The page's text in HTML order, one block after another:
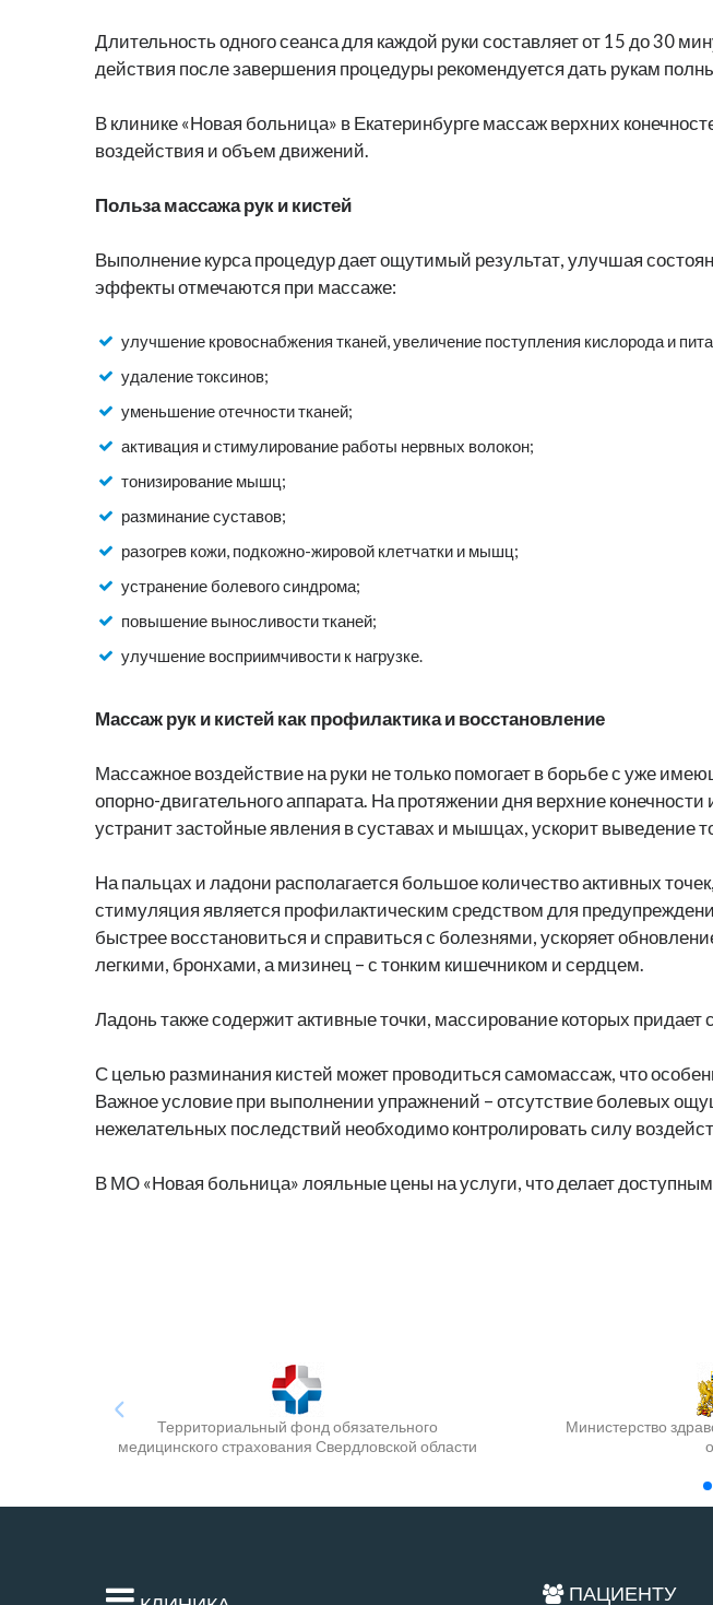
Длительность одного сеанса для каждой руки составляет от 15 до 30
действия после завершения процедуры рекомендуется дать рукам
В клинике «Новая больница» в Екатеринбурге массаж верхних
воздействия и объем движений.
Польза массажа рук и кистей
Выполнение курса процедур дает ощутимый результат, улучшая
эффекты отмечаются при массаже:
улучшение кровоснабжения тканей, увеличение поступления кислорода и
удаление токсинов;
уменьшение отечности тканей;
активация и стимулирование работы нервных волокон;
тонизирование мышц;
разминание суставов;
разогрев кожи, подкожно-жировой клетчатки и мышц;
устранение болевого синдрома;
повышение выносливости тканей;
улучшение восприимчивости к нагрузке.
Массаж рук и кистей как профилактика и восстановление
Массажное воздействие на руки не только помогает в борьбе с уже
опорно-двигательного аппарата. На протяжении дня верхние
устранит застойные явления в суставах и мышцах, ускорит выведение
На пальцах и ладони располагается большое количество активных
стимуляция является профилактическим средством для
быстрее восстановиться и справиться с болезнями, ускоряет
легкими, бронхами, а мизинец – с тонким кишечником и сердцем.
Ладонь также содержит активные точки, массирование которых
С целью разминания кистей может проводиться самомассаж, что
Важное условие при выполнении упражнений – отсутствие болевых
нежелательных последствий необходимо контролировать силу
В МО «Новая больница» лояльные цены на услуги, что делает
Территориальный фонд обязательного
медицинского страхования Свердловской области
Министерство
ПАЦИЕНТУ